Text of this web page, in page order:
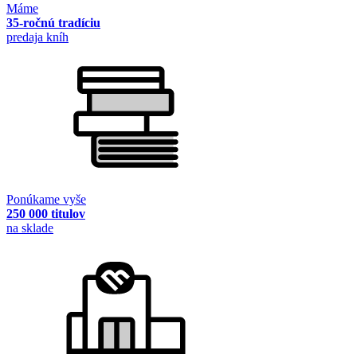
Máme
35-ročnú tradíciu
predaja kníh
Ponúkame vyše
250 000 titulov
na sklade